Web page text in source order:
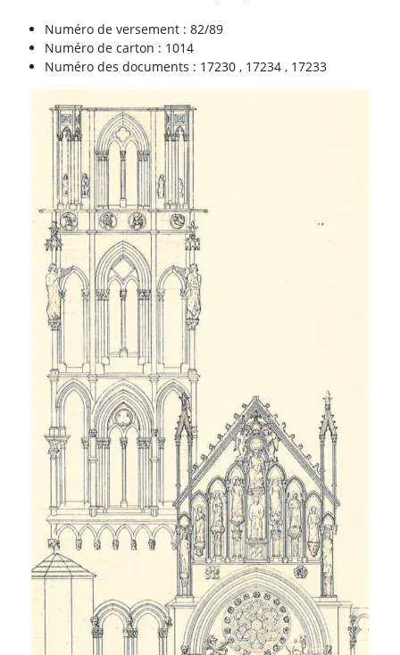
Numéro de versement : 82/89
Numéro de carton : 1014
Numéro des documents : 17230 , 17234 , 17233